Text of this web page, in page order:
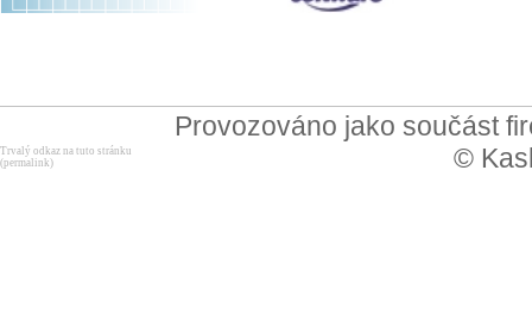
Provozováno jako součást
©
Trvalý odkaz na tuto stránku
(permalink)